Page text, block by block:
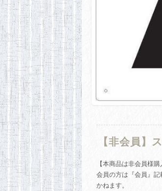
【非会員】
【本商品は非会員様
会員の方は『会員』
かねます。